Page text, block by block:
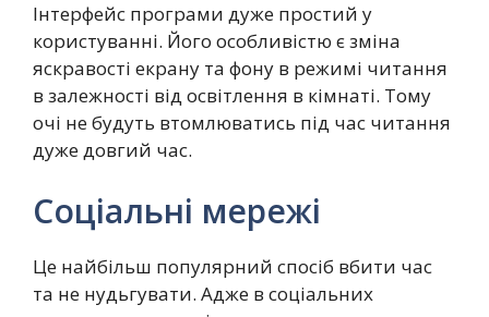
Інтерфейс програми дуже простий у
користуванні. Його особливістю є зміна
яскравості екрану та фону в режимі читання
в залежності від освітлення в кімнаті. Тому
очі не будуть втомлюватись під час читання
дуже довгий час.
Соціальні мережі
Це найбільш популярний спосіб вбити час
та не нудьгувати. Адже в соціальних